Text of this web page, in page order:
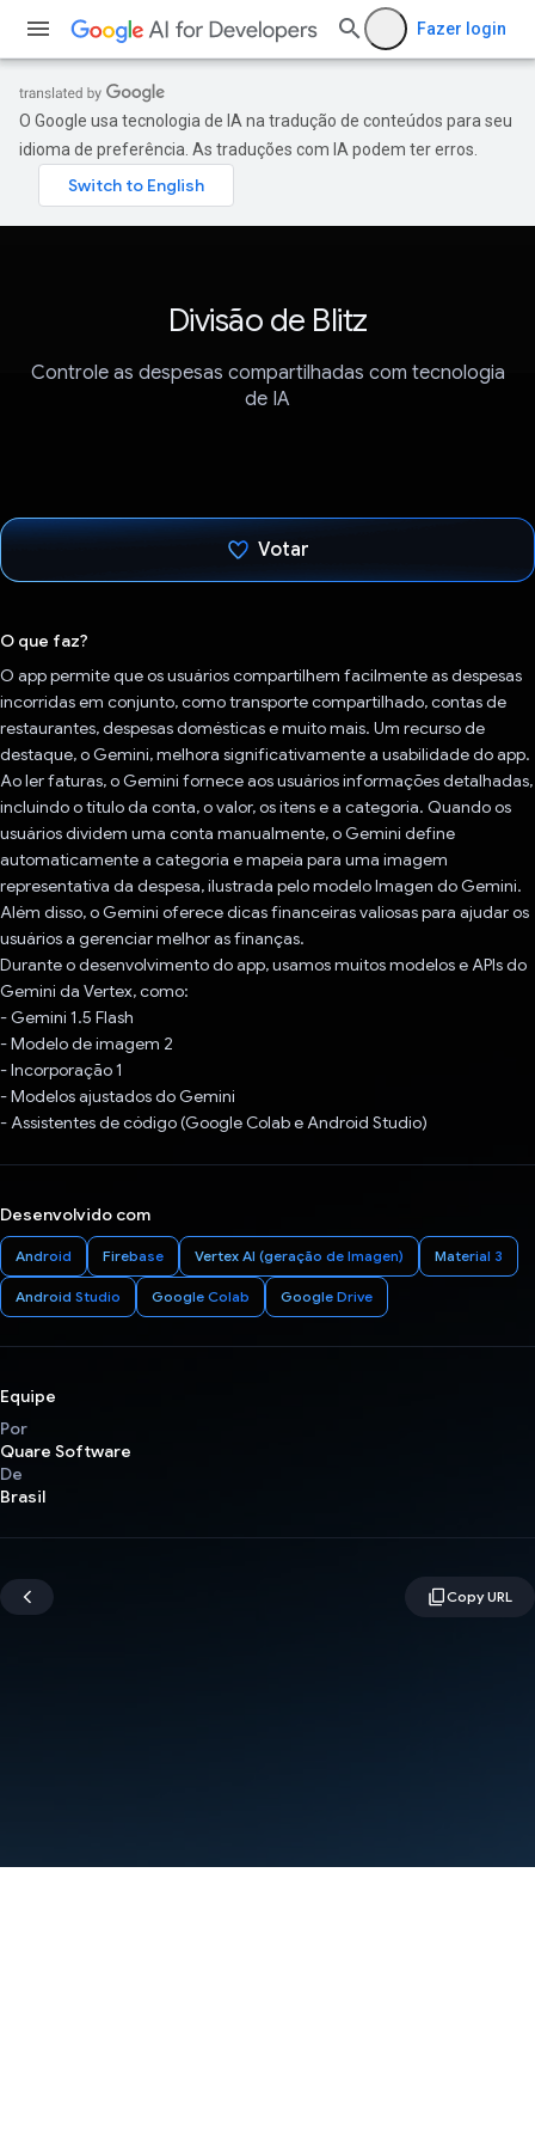
Fazer login
O Google usa tecnologia de IA na tradução de conteúdos para seu
idioma de preferência. As traduções com IA podem ter erros.
Divisão de Blitz
Controle as despesas compartilhadas com tecnologia
de IA
Votar
O que faz?
O app permite que os usuários compartilhem facilmente as despesas
incorridas em conjunto, como transporte compartilhado, contas de
restaurantes, despesas domésticas e muito mais. Um recurso de
destaque, o Gemini, melhora significativamente a usabilidade do app.
Ao ler faturas, o Gemini fornece aos usuários informações detalhadas,
incluindo o título da conta, o valor, os itens e a categoria. Quando os
usuários dividem uma conta manualmente, o Gemini define
automaticamente a categoria e mapeia para uma imagem
representativa da despesa, ilustrada pelo modelo Imagen do Gemini.
Além disso, o Gemini oferece dicas financeiras valiosas para ajudar os
usuários a gerenciar melhor as finanças.
Durante o desenvolvimento do app, usamos muitos modelos e APIs do
Gemini da Vertex, como:
- Gemini 1.5 Flash
- Modelo de imagem 2
- Incorporação 1
- Modelos ajustados do Gemini
- Assistentes de código (Google Colab e Android Studio)
Desenvolvido com
Android Firebase Vertex AI (geração de Imagen) Material 3
Android Studio Google Colab Google Drive
Equipe
Por
Quare Software
De
Brasil